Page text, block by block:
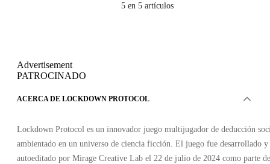
5 en 5 artículos
Advertisement
PATROCINADO
ACERCA DE LOCKDOWN PROTOCOL
Lockdown Protocol es un innovador juego multijugador de deducción
ambientado en un universo de ciencia ficción. El juego fue desarrollado y
autoeditado por Mirage Creative Lab el 22 de julio de 2024 como parte